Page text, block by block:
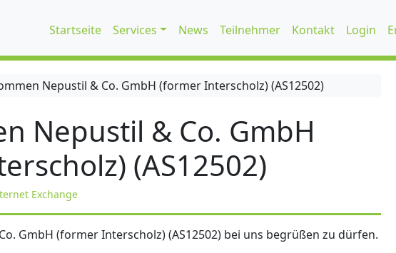
Startseite Services News Teilnehmer Kontakt Login
Nepustil & Co. GmbH (former Interscholz) (AS12502)
Nepustil & Co. GmbH
(AS12502)
Exchange
GmbH (former Interscholz) (AS12502) bei uns begrüßen zu dürfen.